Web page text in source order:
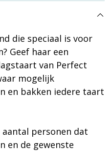
die speciaal is voor
Geef haar een
van Perfect
mogelijk
en bakken iedere taart
personen dat
en de gewenste